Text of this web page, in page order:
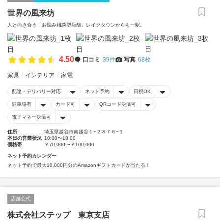
世界の風来坊
人と向き合う「お悩み相談型店舗」レイクタウンからも一駅。
4.50 口コミ 39件 写真 68枚
家具 インテリア 家電
配達・デリバリー対応 ネット予約 日祝OK
駐車場有 カード可 QRコード決済可
電子マネー決済可
住所
埼玉県越谷市南越谷１−２８７６−１
本日の営業状況 10:00〜18:00
価格帯
￥70,000〜￥100,000
ネット予約カレンダー
ネット予約で最大10,000円分のAmazonギフトカードが当たる！
店舗公式
株式会社ステップ 東京支店